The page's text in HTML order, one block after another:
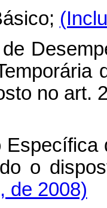
no art.
Específica
o
de 2008)